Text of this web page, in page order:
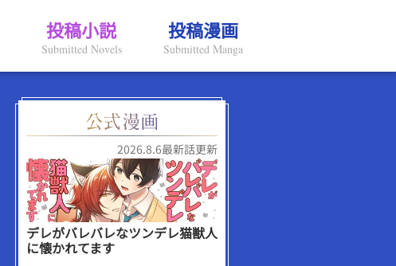
投稿小説
Submitted Novels
投稿漫画
Submitted Manga
2026.8.6最新話更新
デレがバレバレなツンデレ猫獣人
に懐かれてます